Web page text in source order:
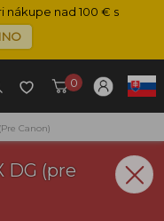
nákupe nad 100 € s
0
Canon)
DG (pre